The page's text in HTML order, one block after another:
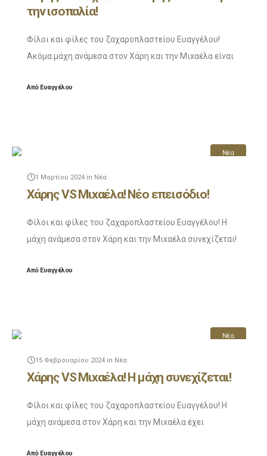
την ισοπαλία!
Φίλοι και φίλες του ζαχαροπλαστείου Ευαγγέλου!
Ακόμα μάχη ανάμεσα στον Χάρη και την Μιxαέλα είναι
ξεκινάει δυναμικά το βίντεο. Θα τα καταφέρει;
ΑπόΕυαγγέλου
Νέα
1 Μαρτίου 2024 in Νέα
Χάρης VS Μιxαέλα! Νέο επεισόδιο!
Φίλοι και φίλες του ζαχαροπλαστείου Ευαγγέλου! Η
μάχη ανάμεσα στον Χάρη και την Μιxαέλα συνεχίζεται!
δείτε άμεσα. Και αφού το
ΑπόΕυαγγέλου
Νέα
15 Φεβρουαρίου 2024 in Νέα
Χάρης VS Μιxαέλα! Η μάχη συνεχίζεται!
Φίλοι και φίλες του ζαχαροπλαστείου Ευαγγέλου! Η
μάχη ανάμεσα στον Χάρη και την Μιxαέλα έχει
ΑπόΕυαγγέλου